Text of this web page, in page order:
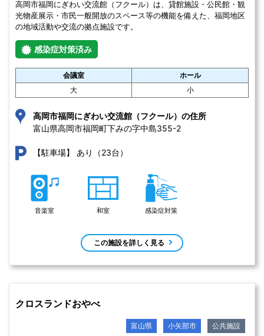
高岡市福岡にぎわい交流館（フクール）は、貸館施設・公民館・観
光物産展示・市民一般開放のスペース等の機能を備えた、福岡地区
の地域活動や交流の拠点施設です。
感染症対策済み
会議室
ホール
大
小
高岡市福岡にぎわい交流館（フクール）の住所
富山県高岡市福岡町下みの字中島355-2
【駐車場】 あり（23台）
音楽室 和室 感染症対策
この施設を詳しく見る
クロスランドおやべ
富山県 小矢部市 公共施設